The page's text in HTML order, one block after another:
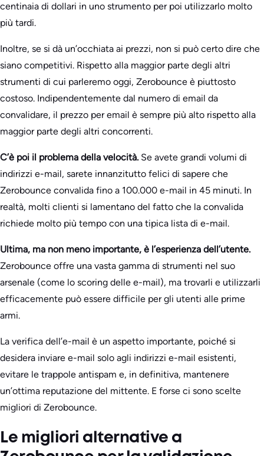
centinaia di dollari in uno strumento per poi utilizzarlo molto
più tardi.
Inoltre, se si dà un’occhiata ai prezzi, non si può certo dire che
siano competitivi. Rispetto alla maggior parte degli altri
strumenti di cui parleremo oggi, Zerobounce è piuttosto
costoso. Indipendentemente dal numero di email da
convalidare, il prezzo per email è sempre più alto rispetto alla
maggior parte degli altri concorrenti.
C’è poi il problema della velocità. Se avete grandi volumi di
indirizzi e-mail, sarete innanzitutto felici di sapere che
Zerobounce convalida fino a 100.000 e-mail in 45 minuti. In
realtà, molti clienti si lamentano del fatto che la convalida
richiede molto più tempo con una tipica lista di e-mail.
Ultima, ma non meno importante, è l’esperienza dell’utente.
Zerobounce offre una vasta gamma di strumenti nel suo
arsenale (come lo scoring delle e-mail), ma trovarli e utilizzarli
efficacemente può essere difficile per gli utenti alle prime
armi.
La verifica dell’e-mail è un aspetto importante, poiché si
desidera inviare e-mail solo agli indirizzi e-mail esistenti,
evitare le trappole antispam e, in definitiva, mantenere
un’ottima reputazione del mittente. E forse ci sono scelte
migliori di Zerobounce.
Le migliori alternative a